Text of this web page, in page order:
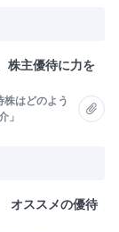
株主優待に力を
株はどのよう
」
オススメの優待